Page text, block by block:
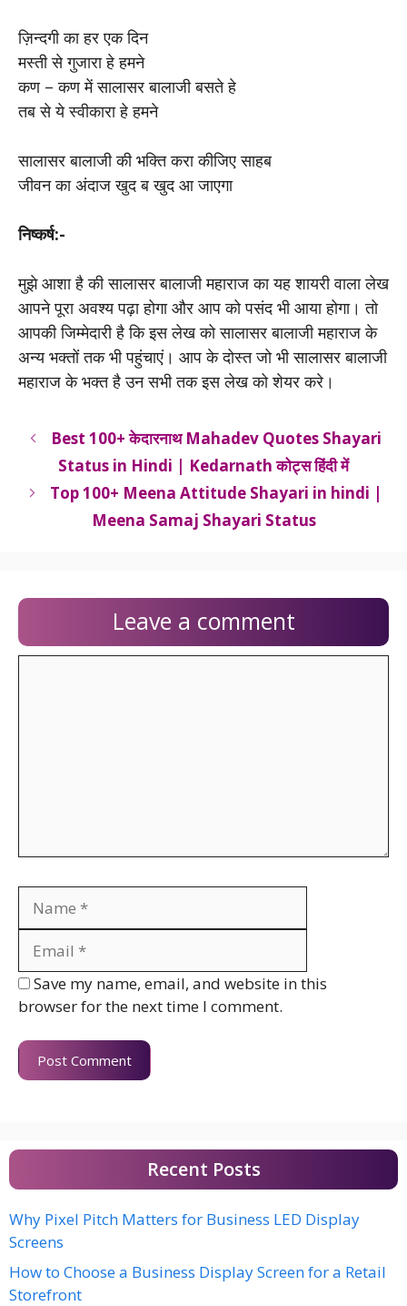
ज़िन्दगी का हर एक दिन
मस्ती से गुजारा हे हमने
कण – कण में सालासर बालाजी बसते हे
तब से ये स्वीकारा हे हमने
सालासर बालाजी की भक्ति करा कीजिए साहब
जीवन का अंदाज खुद ब खुद आ जाएगा
निष्कर्ष:-
मुझे आशा है की सालासर बालाजी महाराज का यह शायरी वाला लेख
आपने पूरा अवश्य पढ़ा होगा और आप को पसंद भी आया होगा। तो
आपकी जिम्मेदारी है कि इस लेख को सालासर बालाजी महाराज के
अन्य भक्तों तक भी पहुंचाएं। आप के दोस्त जो भी सालासर बालाजी
महाराज के भक्त है उन सभी तक इस लेख को शेयर करे।
Best 100+ केदारनाथ Mahadev Quotes Shayari
Status in Hindi | Kedarnath कोट्स हिंदी में
Top 100+ Meena Attitude Shayari in hindi |
Meena Samaj Shayari Status
Leave a comment
Save my name, email, and website in this
browser for the next time I comment.
Recent Posts
Why Pixel Pitch Matters for Business LED Display
Screens
How to Choose a Business Display Screen for a Retail
Storefront